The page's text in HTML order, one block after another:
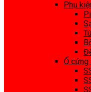
Phụ
Ổ